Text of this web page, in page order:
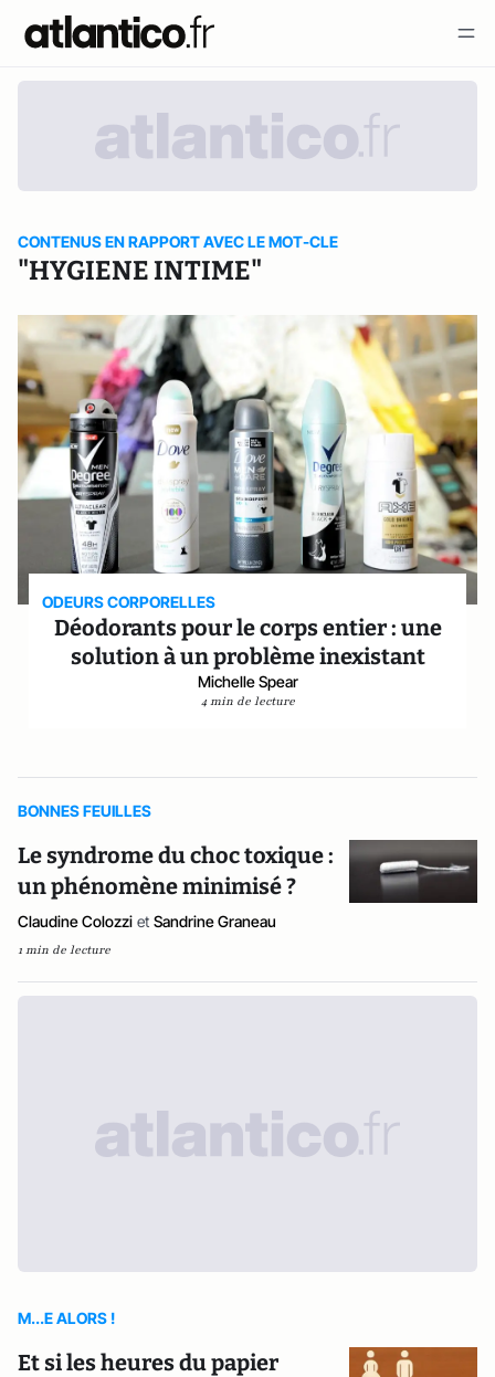
CONTENUS EN RAPPORT AVEC LE MOT-CLE
"HYGIENE INTIME"
ODEURS CORPORELLES
Déodorants pour le corps entier : une
solution à un problème inexistant
Michelle Spear
4 min de lecture
BONNES FEUILLES
Le syndrome du choc toxique :
un phénomène minimisé ?
Claudine Colozzi et Sandrine Graneau
1 min de lecture
M...E ALORS !
Et si les heures du papier